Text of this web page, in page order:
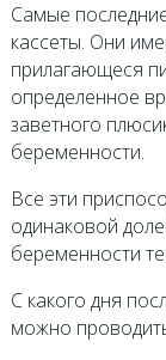
Самые
кассеты. Они
прилагающеся
определенное
заветного
беременности.
Все эти
одинаковой
беременности
С какого дня
можно